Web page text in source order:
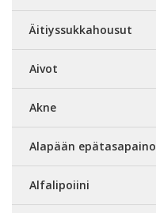
Äitiyssukkahousut
Aivot
Akne
Alapään epätasapaino
Alfalipoiini